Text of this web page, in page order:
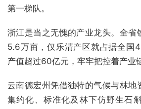
第一梯队。
浙江是当之无愧的产业龙头。全省
5.6万亩，仅乐清产区就占据全国
产值超过60亿元，牢牢把控着产业
云南德宏州凭借独特的气候与林地
集约化、标准化及林下仿野生石